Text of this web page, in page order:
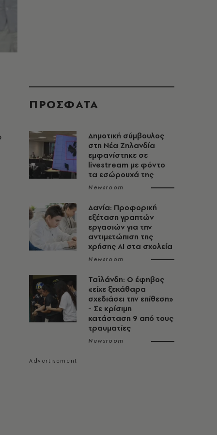
ΠΡΟΣΦΑΤΑ
Δημοτική σύμβουλος
στη Νέα Ζηλανδία
εμφανίστηκε σε
livestream με φόντο
τα εσώρουχά της
Newsroom
Δανία: Προφορική
εξέταση γραπτών
εργασιών για την
αντιμετώπιση της
χρήσης AI στα σχολεία
Newsroom
Ταϊλάνδη: Ο έφηβος
«είχε ξεκάθαρα
σχεδιάσει την επίθεση»
- Σε κρίσιμη
κατάσταση 9 από τους
τραυματίες
Newsroom